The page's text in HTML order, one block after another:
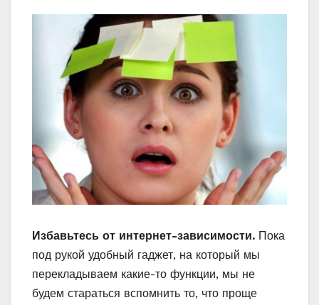
Избавьтесь от интернет-зависимости. Пока
под рукой удобный гаджет, на который мы
перекладываем какие-то функции, мы не
будем стараться вспомнить то, что проще